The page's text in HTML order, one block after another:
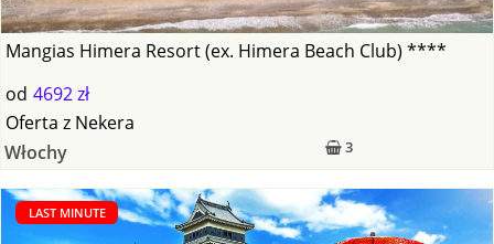
Mangias Himera Resort (ex. Himera Beach Club) ****
od 4692 zł
3
Oferta z Nekera
Włochy
LAST MINUTE